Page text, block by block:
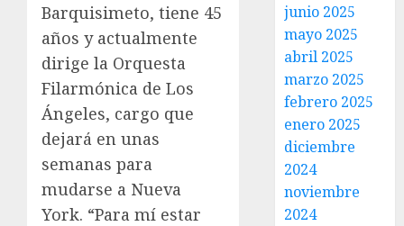
Barquisimeto, tiene 45
años y actualmente
dirige la Orquesta
Filarmónica de Los
Ángeles, cargo que
dejará en unas
semanas para
mudarse a Nueva
York. “Para mí estar
junio 2025
mayo 2025
abril 2025
marzo 2025
febrero 2025
enero 2025
diciembre
2024
noviembre
2024